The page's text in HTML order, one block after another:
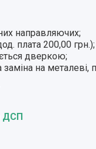
направляючих;
плата 200,00 грн.);
дверкою;
на металеві,
ДСП